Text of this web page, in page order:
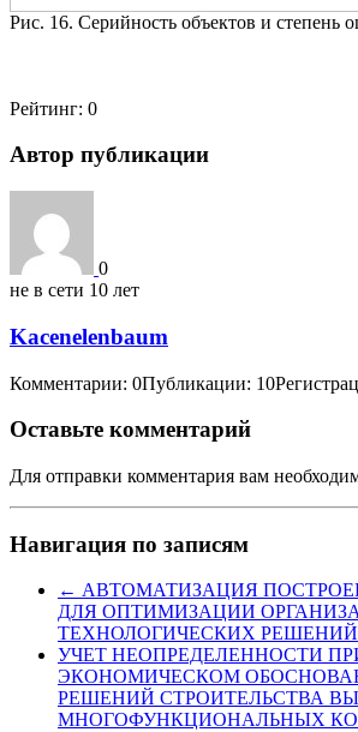
Рис. 16. Серийность объектов и степень
Рейтинг: 0
Автор публикации
0
не в сети 10 лет
Kacenelenbaum
Комментарии: 0Публикации: 10
Оставьте комментарий
Для отправки комментария вам
Навигация по записям
← АВТОМАТИЗАЦИЯ
ДЛЯ ОПТИМИЗАЦИИ
ТЕХНОЛОГИЧЕСКИХ РЕШЕНИЙ
УЧЕТ НЕОПРЕДЕЛЕННОСТИ
ЭКОНОМИЧЕСКОМ
РЕШЕНИЙ СТРОИТЕЛЬСТВА
МНОГОФУНКЦИОНАЛЬНЫХ